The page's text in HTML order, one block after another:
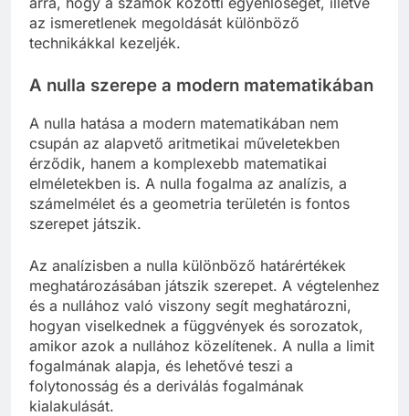
az ismeretlenek megoldását különböző
technikákkal kezeljék.
A nulla szerepe a modern matematikában
A nulla hatása a modern matematikában nem
csupán az alapvető aritmetikai műveletekben
érződik, hanem a komplexebb matematikai
elméletekben is. A nulla fogalma az analízis, a
számelmélet és a geometria területén is fontos
szerepet játszik.
Az analízisben a nulla különböző határértékek
meghatározásában játszik szerepet. A végtelenhez
és a nullához való viszony segít meghatározni,
hogyan viselkednek a függvények és sorozatok,
amikor azok a nullához közelítenek. A nulla a limit
fogalmának alapja, és lehetővé teszi a
folytonosság és a deriválás fogalmának
kialakulását.